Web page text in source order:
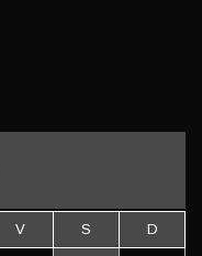
V S D